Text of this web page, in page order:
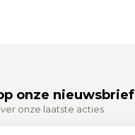
onze nieuwsbrief
onze laatste acties